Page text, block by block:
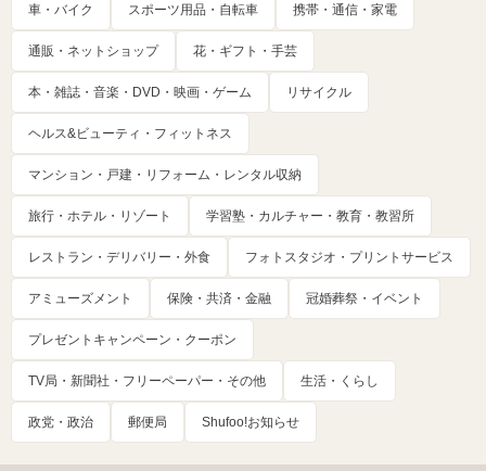
車・バイク スポーツ用品・自転車 携帯・通信・家電
通販・ネットショップ 花・ギフト・手芸
本・雑誌・音楽・DVD・映画・ゲーム リサイクル
ヘルス&ビューティ・フィットネス
マンション・戸建・リフォーム・レンタル収納
旅行・ホテル・リゾート 学習塾・カルチャー・教育・教習所
レストラン・デリバリー・外食 フォトスタジオ・プリントサービス
アミューズメント 保険・共済・金融 冠婚葬祭・イベント
プレゼントキャンペーン・クーポン
TV局・新聞社・フリーペーパー・その他 生活・くらし
政党・政治 郵便局 Shufoo!お知らせ